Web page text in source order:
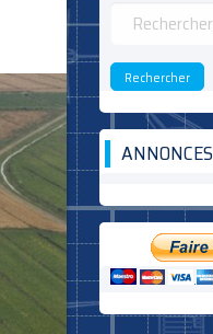
Rechercher :
ANNONCES